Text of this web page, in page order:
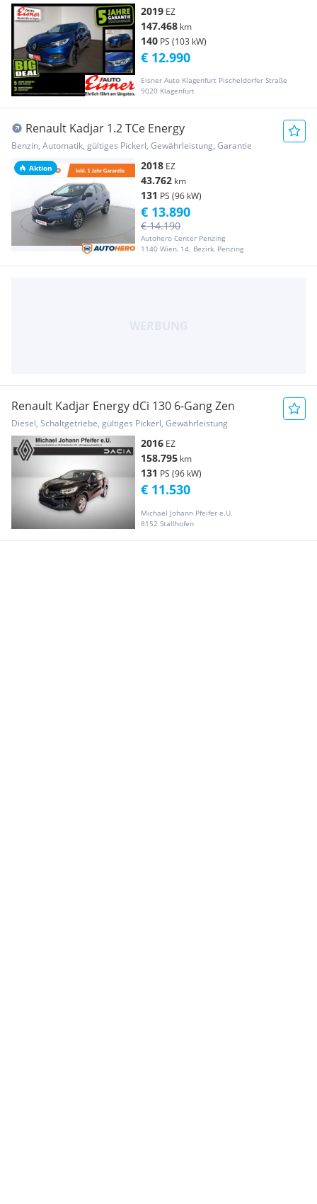
2019 EZ
147.468 km
140 PS (103 kW)
Eisner Auto Klagenfurt Pischeldorfer Straße
9020 Klagenfurt
€ 12.990
Aktion
Renault Kadjar 1.2 TCe Energy
Benzin, Automatik, gültiges Pickerl, Gewährleistung, Garantie
2018 EZ
43.762 km
131 PS (96 kW)
Autohero Center Penzing
1140 Wien, 14. Bezirk, Penzing
€ 14.190
€ 13.890
Renault Kadjar Energy dCi 130 6-Gang Zen
Diesel, Schaltgetriebe, gültiges Pickerl, Gewährleistung
2016 EZ
158.795 km
131 PS (96 kW)
Michael Johann Pfeifer e.U.
8152 Stallhofen
€ 11.530